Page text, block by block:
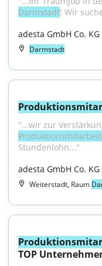
Darmstadt! Wir
adesta GmbH Co. KG
Darmstadt
"...wir zur
Stundenlohn..."
adesta GmbH Co. KG
Weiterstadt, Raum
TOP